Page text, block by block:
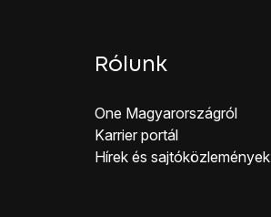
Rólunk
One Magyar országról
Karrier portál
Hírek és sajtóközlemények